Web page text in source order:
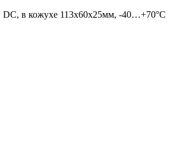
в кожухе 113х60х25мм, -40…+70°С